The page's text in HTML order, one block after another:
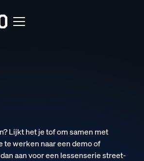
Lijkt het je tof om samen met
te werken naar een demo of
aan voor een lessenserie street-